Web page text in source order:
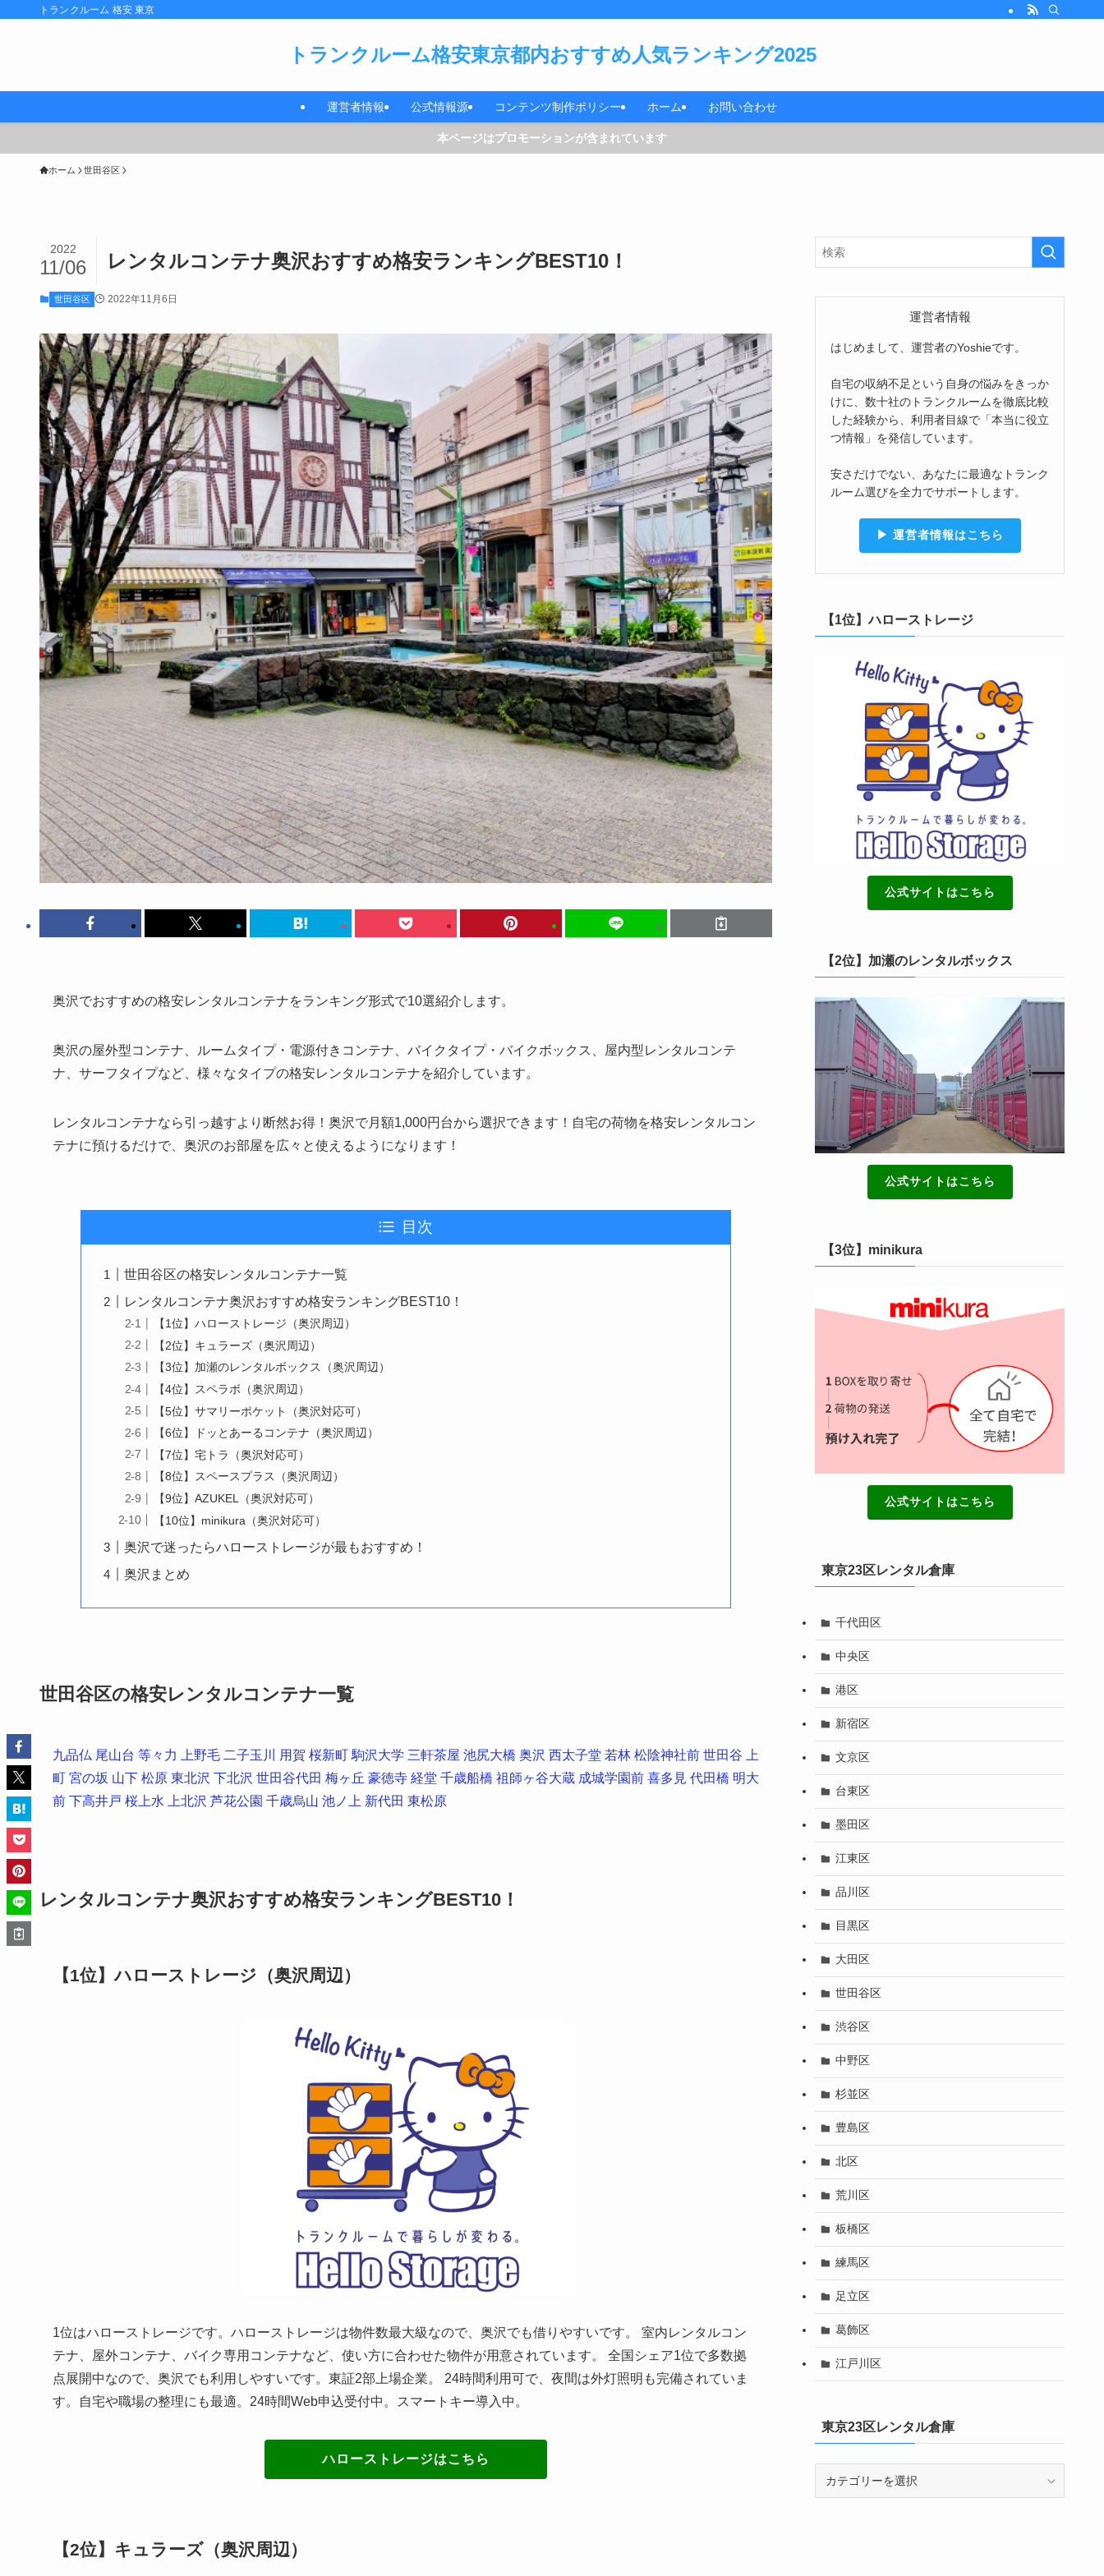
トランクルーム 格安 東京
トランクルーム格安東京都内おすすめ人気ランキング2025
運営者情報 公式情報源 コンテンツ制作ポリシー ホーム お問い合わせ
本ページはプロモーションが含まれています
ホーム 世田谷区
レンタルコンテナ奥沢おすすめ格安ランキングBEST10！
2022
11/06
世田谷区 2022年11月6日
奥沢でおすすめの格安レンタルコンテナをランキング形式で10選紹介します。
奥沢の屋外型コンテナ、ルームタイプ・電源付きコンテナ、バイクタイプ・バイクボックス、屋内型レンタルコンテ
ナ、サーフタイプなど、様々なタイプの格安レンタルコンテナを紹介しています。
レンタルコンテナなら引っ越すより断然お得！奥沢で月額1,000円台から選択できます！自宅の荷物を格安レンタルコン
テナに預けるだけで、奥沢のお部屋を広々と使えるようになります！
目次
世田谷区の格安レンタルコンテナ一覧
レンタルコンテナ奥沢おすすめ格安ランキングBEST10！
【1位】ハローストレージ（奥沢周辺）
【2位】キュラーズ（奥沢周辺）
【3位】加瀬のレンタルボックス（奥沢周辺）
【4位】スペラボ（奥沢周辺）
【5位】サマリーポケット（奥沢対応可）
【6位】ドッとあーるコンテナ（奥沢周辺）
【7位】宅トラ（奥沢対応可）
【8位】スペースプラス（奥沢周辺）
【9位】AZUKEL（奥沢対応可）
【10位】minikura（奥沢対応可）
奥沢で迷ったらハローストレージが最もおすすめ！
奥沢まとめ
世田谷区の格安レンタルコンテナ一覧
九品仏 尾山台 等々力 上野毛 二子玉川 用賀 桜新町 駒沢大学 三軒茶屋 池尻大橋 奥沢 西太子堂 若林 松陰神社前 世田谷
上
町 宮の坂 山下 松原 東北沢 下北沢 世田谷代田 梅ヶ丘 豪徳寺 経堂 千歳船橋 祖師ヶ谷大蔵 成城学園前 喜多見 代田橋 明大
前 下高井戸 桜上水 上北沢 芦花公園 千歳烏山 池ノ上 新代田 東松原
レンタルコンテナ奥沢おすすめ格安ランキングBEST10！
【1位】ハローストレージ（奥沢周辺）
1位はハローストレージです。ハローストレージは物件数最大級なので、奥沢でも借りやすいです。 室内レンタルコン
テナ、屋外コンテナ、バイク専用コンテナなど、使い方に合わせた物件が用意されています。 全国シェア1位で多数拠
点展開中なので、奥沢でも利用しやすいです。東証2部上場企業。 24時間利用可で、夜間は外灯照明も完備されていま
す。自宅や職場の整理にも最適。24時間Web申込受付中。スマートキー導入中。
ハローストレージはこちら
【2位】キュラーズ（奥沢周辺）
運営者情報
はじめまして、運営者のYoshieです。
自宅の収納不足という自身の悩みをきっか
けに、数十社のトランクルームを徹底比較
した経験から、利用者目線で「本当に役立
つ情報」を発信しています。
安さだけでない、あなたに最適なトランク
ルーム選びを全力でサポートします。
▶︎ 運営者情報はこちら
【1位】ハローストレージ
公式サイトはこちら
【2位】加瀬のレンタルボックス
公式サイトはこちら
【3位】minikura
公式サイトはこちら
東京23区レンタル倉庫
千代田区
中央区
港区
新宿区
文京区
台東区
墨田区
江東区
品川区
目黒区
大田区
世田谷区
渋谷区
中野区
杉並区
豊島区
北区
荒川区
板橋区
練馬区
足立区
葛飾区
江戸川区
東京23区レンタル倉庫